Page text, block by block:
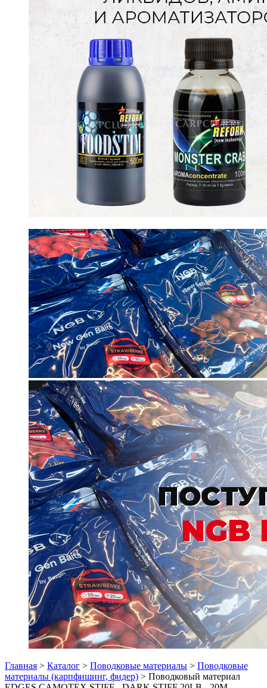
Главная > Каталог > Поводковые материалы > Поводковые
материалы (карпфишинг, фидер) > Поводковый материал